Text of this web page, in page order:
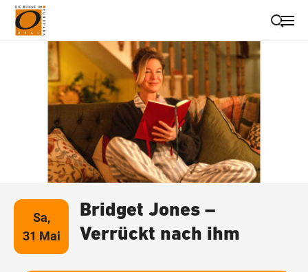
Suche schließen
Wegbeschreibung erhalten
Sa,
31 Mai
Bridget Jones –
Verrückt nach ihm